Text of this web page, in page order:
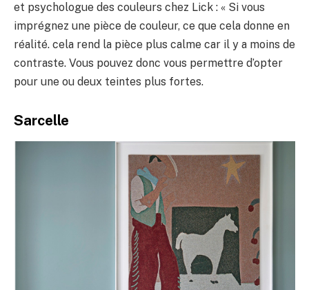
et psychologue des couleurs chez Lick : « Si vous
imprégnez une pièce de couleur, ce que cela donne en
réalité. cela rend la pièce plus calme car il y a moins de
contraste. Vous pouvez donc vous permettre d’opter
pour une ou deux teintes plus fortes.
Sarcelle